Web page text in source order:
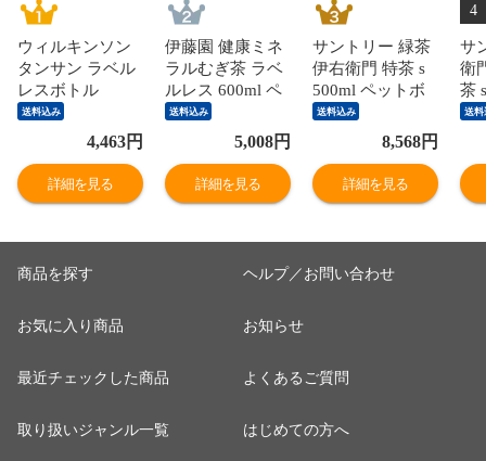
ウィルキンソン
タンサン ラベル
レスボトル
500ml ペットボ
トル 48本 (24本
入×2 まとめ買い)
アサヒ 炭酸水 無
糖炭酸 強炭酸 プ
エコ
送料込み
4,463円
詳細を見る
伊藤園 健康ミネ
ラルむぎ茶 ラベ
ルレス 600ml ペ
ットボトル 48本
(24本入×2 まとめ
買い) お茶 デカ
フェ ノンカフェ
イン 麦茶
送料込み
5,008円
詳細を見る
サントリー 緑茶
伊右衛門 特茶 s
500ml ペットボ
トル 48本 (24本
入×2 まとめ買い)
お茶 トクホ 特保
特定保健用食品
送料込み
8,568円
詳細を見る
4
サ
衛
茶
ト
じ
特
送料
商品を探す
お気に入り商品
最近チェックした商品
取り扱いジャンル一覧
ヘルプ／お問い合わせ
お知らせ
よくあるご質問
はじめての方へ